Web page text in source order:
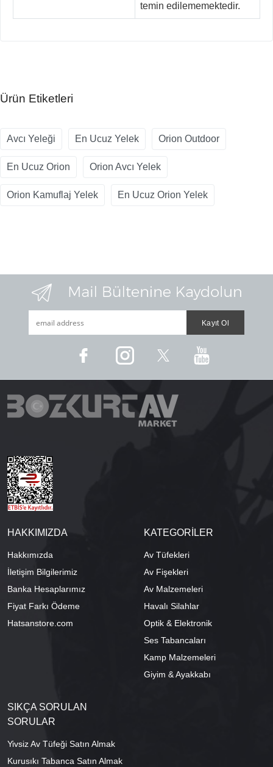
temin edilememektedir.
Ürün Etiketleri
Avcı Yeleği En Ucuz Yelek Orion Outdoor
En Ucuz Orion Orion Avcı Yelek
Orion Kamuflaj Yelek En Ucuz Orion Yelek
HAKKIMIZDA
Hakkımızda
İletişim Bilgilerimiz
Banka Hesaplarımız
Fiyat Farkı Ödeme
Hatsanstore.com
KATEGORİLER
Av Tüfekleri
Av Fişekleri
Av Malzemeleri
Havalı Silahlar
Optik & Elektronik
Ses Tabancaları
Kamp Malzemeleri
Giyim & Ayakkabı
SIKÇA SORULAN
SORULAR
Yivsiz Av Tüfeği Satın Almak
Kurusıkı Tabanca Satın Almak